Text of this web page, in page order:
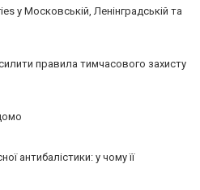
у Московській, Ленінградській та
правила тимчасового захисту
антибалістики: у чому її